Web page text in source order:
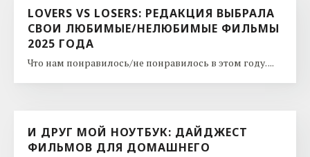
LOVERS VS LOSERS: РЕДАКЦИЯ ВЫБРАЛА
СВОИ ЛЮБИМЫЕ/НЕЛЮБИМЫЕ ФИЛЬМЫ
2025 ГОДА
Что нам понравилось/не понравилось в этом году. ...
И ДРУГ МОЙ НОУТБУК: ДАЙДЖЕСТ
ФИЛЬМОВ ДЛЯ ДОМАШНЕГО